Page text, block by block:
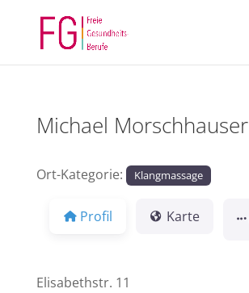
Michael Morschhauser
Ort-Kategorie: Klangmassage
Profil Karte
Elisabethstr. 11